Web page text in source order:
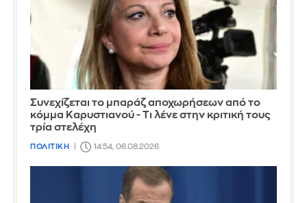
Συνεχίζεται το μπαράζ αποχωρήσεων από το
κόμμα Καρυστιανού - Τι λένε στην κριτική τους
τρία στελέχη
ΠΟΛΙΤΙΚΗ 14:54, 06.08.2026